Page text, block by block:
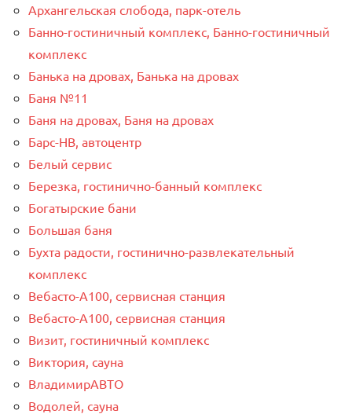
Архангельская слобода, парк-отель
Банно-гостиничный комплекс, Банно-гостиничный
комплекс
Банька на дровах, Банька на дровах
Баня №11
Баня на дровах, Баня на дровах
Барс-НВ, автоцентр
Белый сервис
Березка, гостинично-банный комплекс
Богатырские бани
Большая баня
Бухта радости, гостинично-развлекательный
комплекс
Вебасто-А100, сервисная станция
Вебасто-А100, сервисная станция
Визит, гостиничный комплекс
Виктория, сауна
ВладимирАВТО
Водолей, сауна